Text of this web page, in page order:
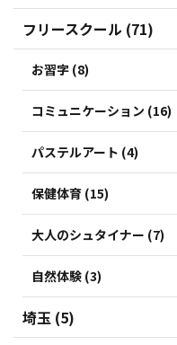
フリースクール (71)
お習字 (8)
コミュニケーション (16)
パステルアート (4)
保健体育 (15)
大人のシュタイナー (7)
自然体験 (3)
埼玉 (5)